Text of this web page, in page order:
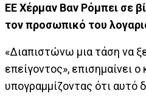
ΕΕ Χέρμαν Βαν Ρόμπει σε
τον προσωπικό του
«Διαπιστώνω μια τάση να
επείγοντος», επισημαίνει ο
υπογραμμίζοντας ότι αυτό